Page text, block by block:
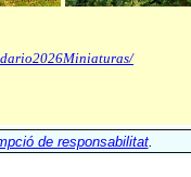
de responsabilitat.